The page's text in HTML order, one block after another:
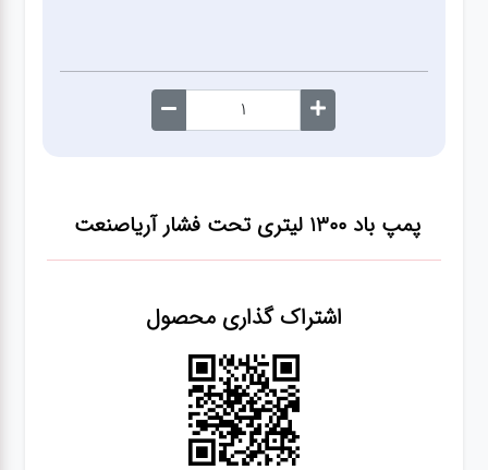
کارواش
معاینه
فنی
پمپ باد ۱۳۰۰ لیتری تحت فشار آریاصنعت
اشتراک گذاری محصول